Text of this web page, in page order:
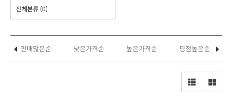
전체분류 (0)
판매많은순 낮은가격순 높은가격순 평점높은순